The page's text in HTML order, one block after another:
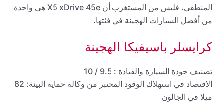
المنطقي. فليس من المستغرب أن X5 xDrive 45e هي واحدة
من أفضل السيارات الهجينة في فئتها.
كرايسلر باسيفيكا الهجينة
تصنيف جودة السيارة والقيادة : 9.5 / 10
الاقتصاد في استهلاك الوقود المختبر من وكالة حماية البيئة: 82
ميلا في الجالون